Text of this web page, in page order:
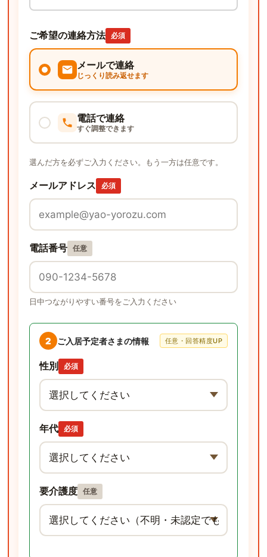
ご希望の連絡方法 必須
メールで連絡
じっくり読み返せます
電話で連絡
すぐ調整できます
選んだ方を必ずご入力ください。もう一方は任意です。
メールアドレス 必須
電話番号 任意
日中つながりやすい番号をご入力ください
2 ご入居予定者さまの情報 任意・回答精度UP
性別 必須
年代 必須
要介護度 任意